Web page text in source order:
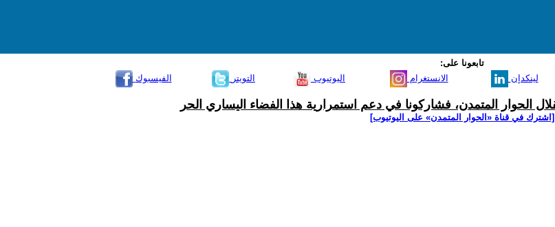
تابعونا على:
الفيسبوك
التويتر اليوتيوب الانستغرام لينكدإن
الحوار المتمدن، فشاركونا في دعم استمرارية هذا الفضاء اليساري الحر
[اشترك في قناة ‫«الحوار المتمدن» على اليوتيوب]